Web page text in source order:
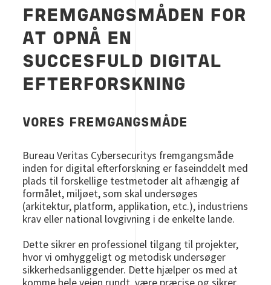
FREMGANGSMÅDEN FOR
AT OPNÅ EN
SUCCESFULD DIGITAL
EFTERFORSKNING
VORES FREMGANGSMÅDE
Bureau Veritas Cybersecuritys fremgangsmåde
inden for digital efterforskning er faseinddelt med
plads til forskellige testmetoder alt afhængig af
formålet, miljøet, som skal undersøges
(arkitektur, platform, applikation, etc.), industriens
krav eller national lovgivning i de enkelte lande.
Dette sikrer en professionel tilgang til projekter,
hvor vi omhyggeligt og metodisk undersøger
sikkerhedsanliggender. Dette hjælper os med at